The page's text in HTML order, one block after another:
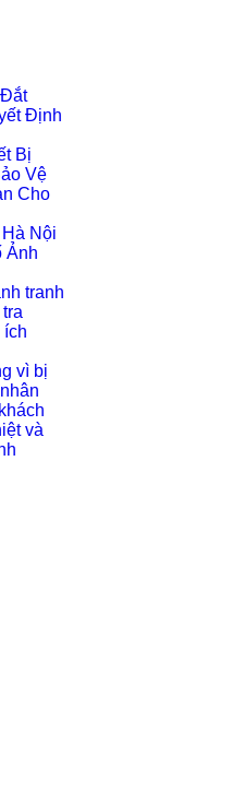
Định
Bị
Vệ
Cho
Nội
Ảnh
tranh
ích
vì bị
và